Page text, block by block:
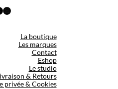
Instagram
La boutique
Les marques
Contact
Eshop
Le studio
& Retours
privée & Cookies